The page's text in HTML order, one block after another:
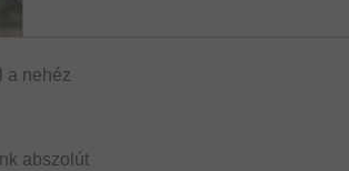
a nehéz
abszolút